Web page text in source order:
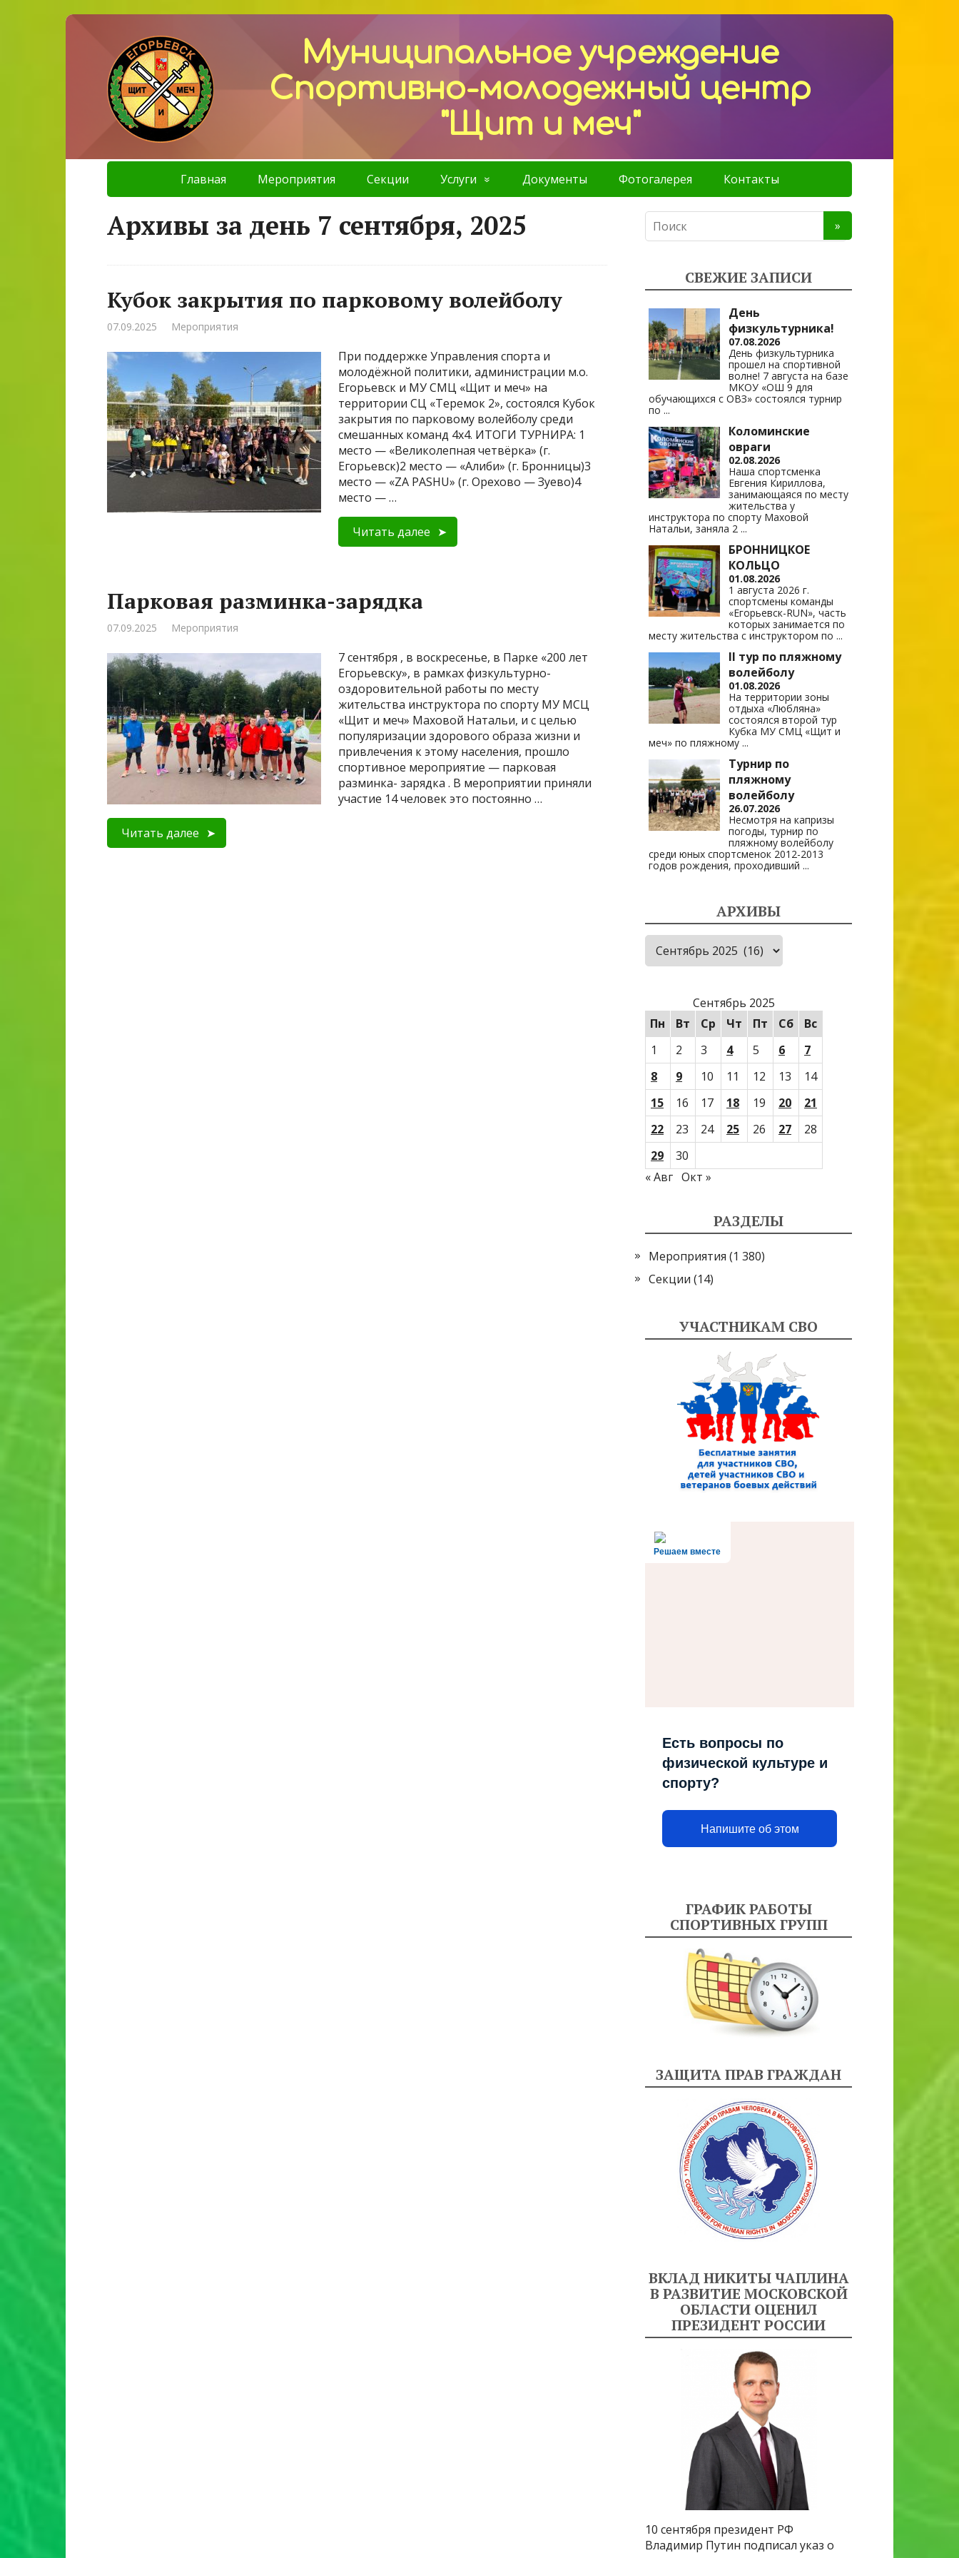
Муниципальное учреждение
Спортивно-молодежный центр
"Щит и меч"
Главная Мероприятия Секции Услуги Документы Фотогалерея Контакты
Архивы за день 7 сентября, 2025
Кубок закрытия по парковому волейболу
07.09.2025 Мероприятия
При поддержке Управления спорта и
молодёжной политики, администрации м.о.
Егорьевск и МУ СМЦ «Щит и меч» на
территории СЦ «Теремок 2», состоялся Кубок
закрытия по парковому волейболу среди
смешанных команд 4х4. ИТОГИ ТУРНИРА: 1
место — «Великолепная четвёрка» (г.
Егорьевск)2 место — «Алиби» (г. Бронницы)3
место — «ZA PASHU» (г. Орехово — Зуево)4
место — …
Читать далее
Парковая разминка-зарядка
07.09.2025 Мероприятия
7 сентября , в воскресенье, в Парке «200 лет
Егорьевску», в рамках физкультурно-
оздоровительной работы по месту
жительства инструктора по спорту МУ МСЦ
«Щит и меч» Маховой Натальи, и с целью
популяризации здорового образа жизни и
привлечения к этому населения, прошло
спортивное мероприятие — парковая
разминка- зарядка . В мероприятии приняли
участие 14 человек это постоянно …
Читать далее
СВЕЖИЕ ЗАПИСИ
День
физкультурника!
07.08.2026
День физкультурника
прошел на спортивной
волне! 7 августа на базе
МКОУ «ОШ 9 для
обучающихся с ОВЗ» состоялся турнир
по...
Коломинские
овраги
02.08.2026
Наша спортсменка
Евгения Кириллова,
занимающаяся по месту
жительства у
инструктора по спорту Маховой
Натальи, заняла 2 ...
БРОННИЦКОЕ
КОЛЬЦО
01.08.2026
1 августа 2026 г.
спортсмены команды
«Егорьевск-RUN», часть
которых занимается по
месту жительства с инструктором по ...
II тур по пляжному
волейболу
01.08.2026
На территории зоны
отдыха «Любляна»
состоялся второй тур
Кубка МУ СМЦ «Щит и
меч» по пляжному ...
Турнир по
пляжному
волейболу
26.07.2026
Несмотря на капризы
погоды, турнир по
пляжному волейболу
среди юных спортсменок 2012-2013
годов рождения, проходивший ...
АРХИВЫ
Архивы
Сентябрь 2025
Пн
Вт Ср Чт Пт Сб
Вс
1
2 3 4 5 6
7
8
9 10 11 12 13
14
15
16 17 18 19 20
21
22
23 24 25 26 27
28
29
30
« Авг Окт »
РАЗДЕЛЫ
Мероприятия (1 380)
Секции (14)
УЧАСТНИКАМ СВО
Решаем вместе
Есть вопросы по
физической культуре и
спорту?
Напишите об этом
ГРАФИК РАБОТЫ
СПОРТИВНЫХ ГРУПП
ЗАЩИТА ПРАВ ГРАЖДАН
ВКЛАД НИКИТЫ ЧАПЛИНА
В РАЗВИТИЕ МОСКОВСКОЙ
ОБЛАСТИ ОЦЕНИЛ
ПРЕЗИДЕНТ РОССИИ
10 сентября президент РФ
Владимир Путин подписал указ о